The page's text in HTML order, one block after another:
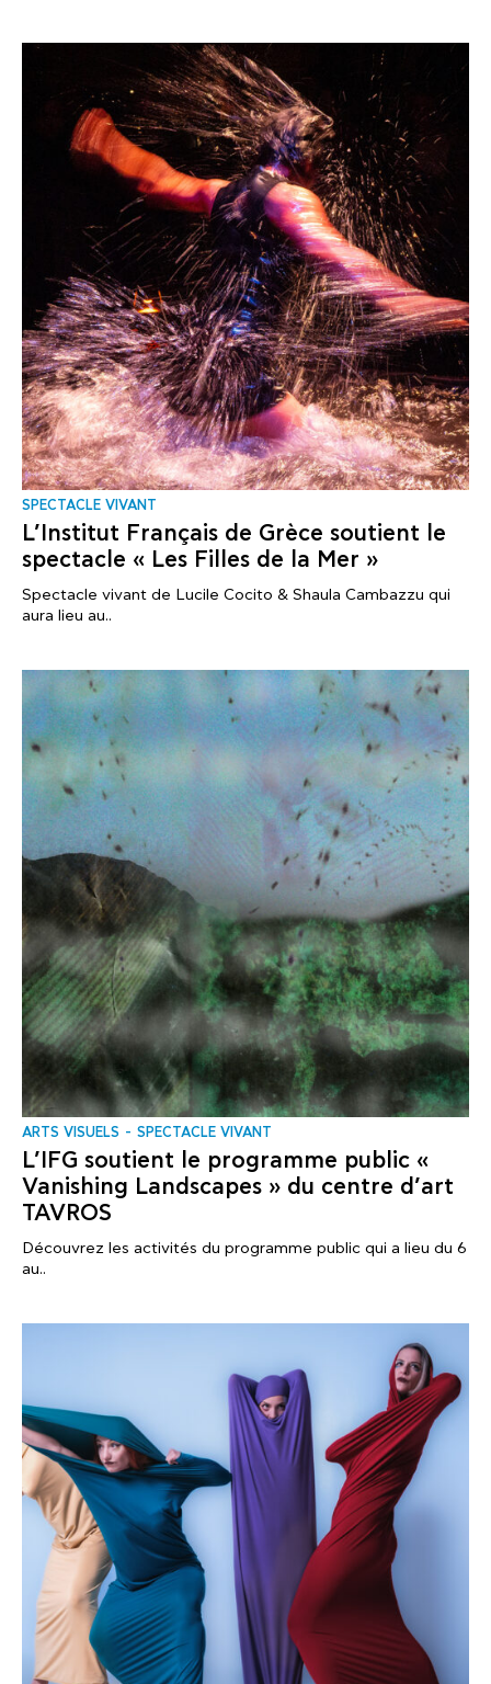
SPECTACLE VIVANT
L’Institut Français de Grèce soutient le
spectacle « Les Filles de la Mer »
Spectacle vivant de Lucile Cocito & Shaula Cambazzu qui
aura lieu au..
ARTS VISUELS SPECTACLE VIVANT
L’IFG soutient le programme public «
Vanishing Landscapes » du centre d’art
TAVROS
Découvrez les activités du programme public qui a lieu du 6
au..